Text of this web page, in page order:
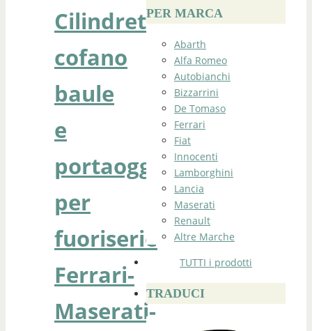
Cilindretto
cofano
baule
e
portaoggetti
per
fuoriserie
Ferrari-
Maserati-
PER MARCA
Abarth
Alfa Romeo
Autobianchi
Bizzarrini
De Tomaso
Ferrari
Fiat
Innocenti
Lamborghini
Lancia
Maserati
Renault
Altre Marche
TUTTI i prodotti
TRADUCI